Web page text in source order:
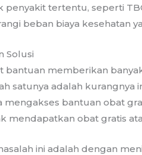
penyakit tertentu, seperti
beban biaya kesehatan
Solusi
bantuan memberikan
satunya adalah
mengakses bantuan obat
mendapatkan obat gratis
ini adalah dengan